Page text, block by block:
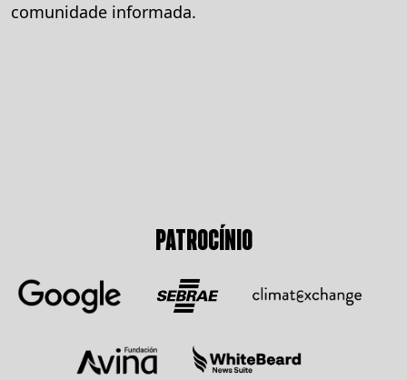
comunidade informada.
PATROCÍNIO